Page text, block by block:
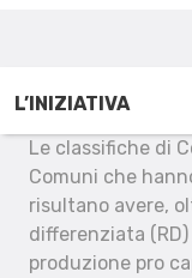
L’INIZIATIVA
Le classifiche di
Comuni che
risultano avere,
differenziata
produzione pro